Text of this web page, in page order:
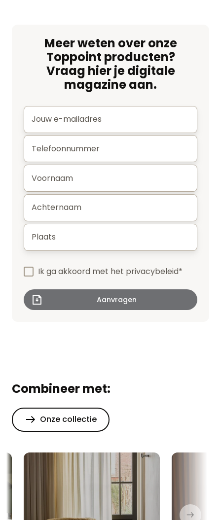
Meer weten over onze
Toppoint producten?
Vraag hier je digitale
magazine aan.
E-
mail*
Telefoonnummer
Voornaam
Achternaam
Plaats
Ik ga akkoord met het privacybeleid*
Combineer met:
Onze collectie